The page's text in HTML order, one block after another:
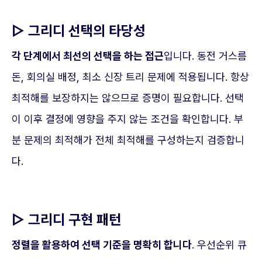
▷ 그리디 선택의 타당성
각 단계에서 최선의 선택을 하는 접근입니다. 동전 거스름
돈, 회의실 배정, 최소 신장 트리 문제에 적용됩니다. 항상
최적해를 보장하지는 않으므로 증명이 필요합니다. 선택
이 이후 결정에 영향을 주지 않는 조건을 확인합니다. 부
분 문제의 최적해가 전체 최적해를 구성하는지 검증합니
다.
▷ 그리디 구현 패턴
정렬을 활용하여 선택 기준을 명확히 합니다. 우선순위 큐